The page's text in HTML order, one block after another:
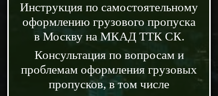
Инструкция по самостоятельному
оформлению грузового пропуска
в Москву на МКАД ТТК СК.
Консультация по вопросам и
проблемам оформления грузовых
пропусков, в том числе